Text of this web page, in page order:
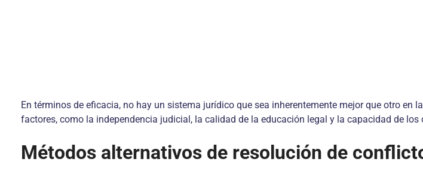
En términos de eficacia, no hay un sistema jurídico que sea inherentemente mejor que otro
factores, como la independencia judicial, la calidad de la educación legal y la capacidad de
Métodos alternativos de resolución de